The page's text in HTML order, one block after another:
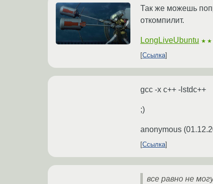
Так же можешь
откомпилит.
LongLiveUbuntu
Ссылка
gcc -x c++ -lstdc++
;)
anonymous (
Ссылка
все равно не